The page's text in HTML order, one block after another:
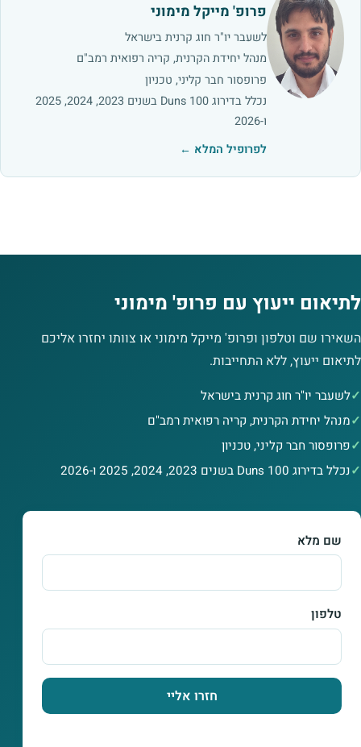
פרופ' מייקל מימוני
לשעבר יו"ר חוג קרנית בישראל
מנהל יחידת הקרנית, קריה רפואית רמב"ם
פרופסור חבר קליני, טכניון
נכלל בדירוג Duns 100 בשנים 2023, 2024, 2025
ו-2026
לפרופיל המלא ←
לתיאום ייעוץ עם פרופ' מימוני
השאירו שם וטלפון ופרופ' מייקל מימוני או צוותו יחזרו אליכם
לתיאום ייעוץ, ללא התחייבות.
לשעבר יו"ר חוג קרנית בישראל
מנהל יחידת הקרנית, קריה רפואית רמב"ם
פרופסור חבר קליני, טכניון
נכלל בדירוג Duns 100 בשנים 2023, 2024, 2025 ו-2026
שם מלא
טלפון
חזרו אליי